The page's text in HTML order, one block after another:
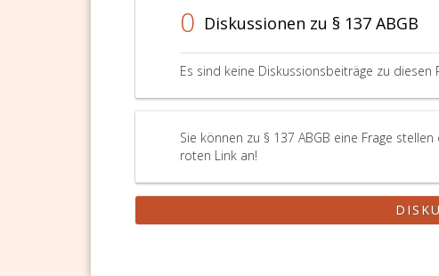
0 Diskussionen zu § 137 ABGB
Es sind keine Diskussionsbeiträge zu diesen
Sie können zu § 137 ABGB eine Frage
roten Link an!